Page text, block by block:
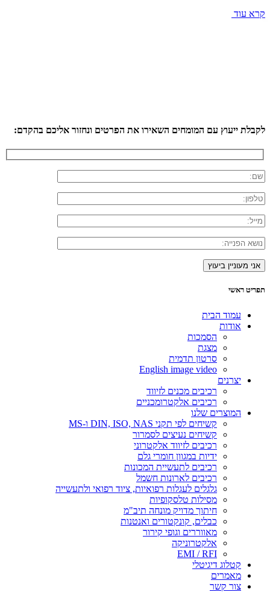
קרא עוד
לקבלת ייעוץ עם המומחים השאירו את הפרטים ונחזור אליכם בהקדם:
תפריט ראשי
עמוד הבית
אודות
הסמכות
מצגת
סרטון תדמית
English image video
יצרנים
רכיבים מכנים לזיווד
רכיבים אלקטרומכניים
המוצרים שלנו
קשיחים לפי תקני DIN, ISO, NAS ו-MS
קשיחים נעיצים לסמרור
רכיבים לזיווד אלקטרוני
ידיות במגוון חומרי גלם
רכיבים לתעשיית המכונות
רכיבים לארונות חשמל
גלגלים לעגלות רפואיות, ציוד רפואי ולתעשייה
מסילות טלסקופיות
חיתוך מדויק מונחה תיב"מ
כבלים, קונקטורים ואנטנות
מאווררים וגופי קירור
אלקטרוניקה
EMI / RFI
קטלוג דיגיטלי
מאמרים
צור קשר